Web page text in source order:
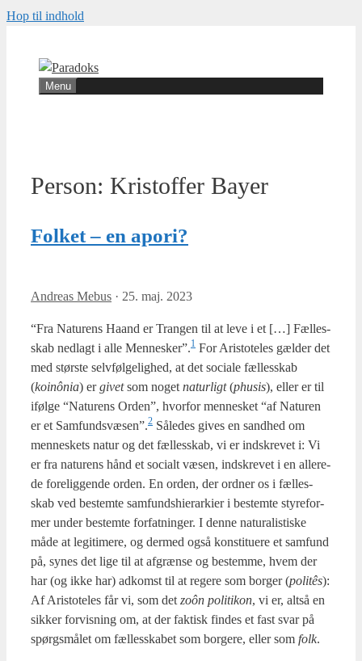
Hop til indhold
Menu
Person: Kristoffer Bayer
Folket – en apori?
Andreas Mebus · 25. maj. 2023
“Fra Natu­rens Haand er Tran­gen til at leve i et […] Fæl­les­
skab ned­lagt i alle Mennesker”.1 For Ari­sto­te­les gæl­der det
med stør­ste selv­føl­ge­lig­hed, at det soci­a­le fæl­les­skab
(koinô­nia) ergivetsom noget natur­ligt(phu­sis), eller er til
iføl­ge “Natu­rens Orden”, hvor­for men­ne­sket “af Natu­ren
er et Samfundsvæsen”.2 Såle­des gives en sand­hed om
men­ne­skets natur og det fæl­les­skab, vi er ind­skre­vet i: Vi
er fra natu­rens hånd et soci­alt væsen, ind­skre­vet i en alle­re­
de fore­lig­gen­de orden. En orden, der ord­ner os i fæl­les­
skab ved bestem­te sam­funds­hie­rar­ki­er i bestem­te sty­re­for­
mer under bestem­te for­fat­nin­ger. I den­ne natu­ra­li­sti­ske
måde at legi­ti­me­re, og der­med også kon­sti­tu­e­re et sam­fund
på, synes det lige til at afgræn­se og bestem­me, hvem der
har (og ikke har) adkomst til at rege­re som bor­ger (politês):
Af Ari­sto­te­les får vi, som det zoôn poli­ti­kon, vi er, alt­så en
sik­ker for­vis­ning om, at der fak­tisk fin­des et fast svar på
spørgs­må­let om fæl­les­ska­bet som bor­ge­re, eller som folk.